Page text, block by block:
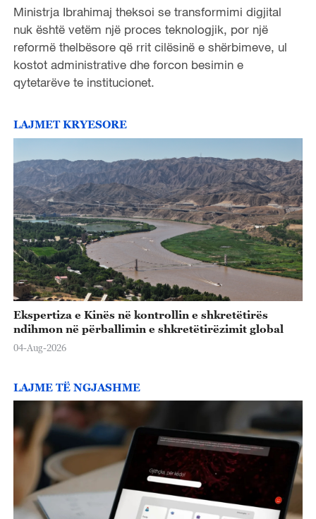
Ministrja Ibrahimaj theksoi se transformimi digjital
nuk është vetëm një proces teknologjik, por një
reformë thelbësore që rrit cilësinë e shërbimeve, ul
kostot administrative dhe forcon besimin e
qytetarëve te institucionet.
LAJMET KRYESORE
Ekspertiza e Kinës në kontrollin e shkretëtirës
ndihmon në përballimin e shkretëtirëzimit global
04-Aug-2026
LAJME TË NGJASHME